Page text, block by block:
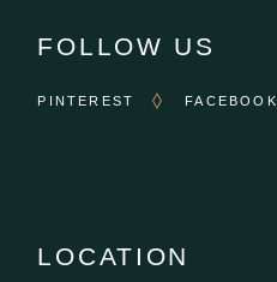
FOLLOW US
PINTEREST FACEBOOK
LOCATION